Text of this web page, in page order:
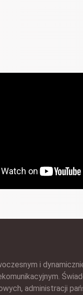
i
administracji